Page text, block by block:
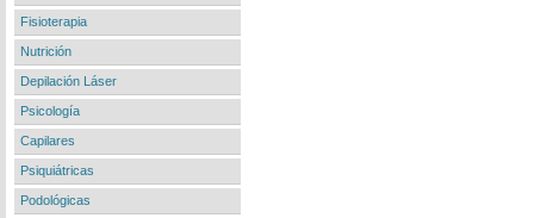
Fisioterapia
Nutrición
Depilación Láser
Psicología
Capilares
Psiquiátricas
Podológicas